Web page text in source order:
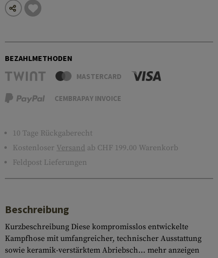
BEZAHLMETHODEN
MASTERCARD
CEMBRAPAY INVOICE
10 Tage Rückgaberecht
Kostenloser Versand ab CHF 199.00 Warenkorb
Feldpost Lieferungen
Beschreibung
Kurzbeschreibung Diese kompromisslos entwickelte
Kampfhose mit umfangreicher, technischer Ausstattung
sowie keramik-verstärktem Abriebsch... mehr anzeigen